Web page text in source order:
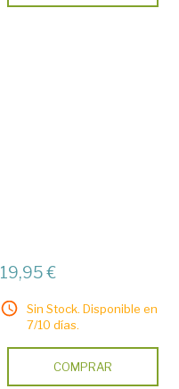
19,95 €
Sin Stock. Disponible en
7/10 días.
COMPRAR